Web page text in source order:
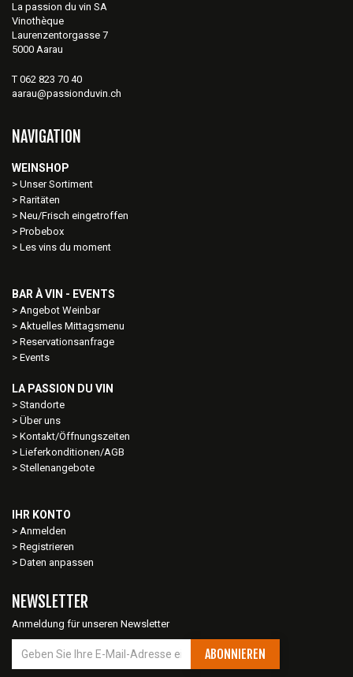
La passion du vin SA
Vinothèque
Laurenzentorgasse 7
5000 Aarau
T 062 823 70 40
aarau@passionduvin.ch
NAVIGATION
WEINSHOP
Unser Sortiment
Raritäten
Neu/Frisch eingetroffen
Probebox
Les vins du moment
BAR À VIN - EVENTS
Angebot Weinbar
Aktuelles Mittagsmenu
Reservationsanfrage
Events
LA PASSION DU VIN
Standorte
Über uns
Kontakt/Öffnungszeiten
Lieferkonditionen/AGB
Stellenangebote
IHR KONTO
Anmelden
Registrieren
Daten anpassen
NEWSLETTER
Anmeldung für unseren Newsletter
ABONNIEREN